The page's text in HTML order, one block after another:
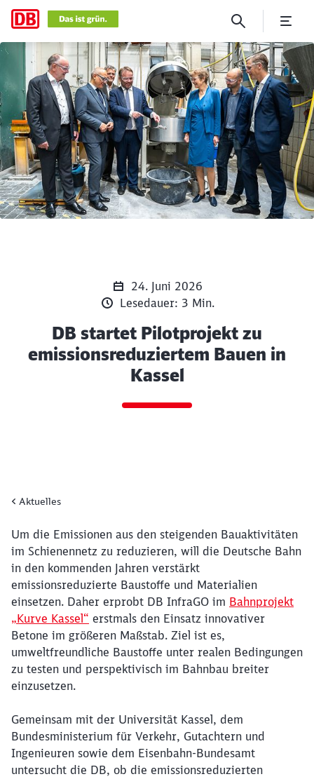
DB startet Pilotprojekt zu
Klicken, um den folgenden Slider zu überspringen
24. Juni 2026
Lesedauer: 3 Min.
DB startet Pilotprojekt zu
emissionsreduziertem Bauen in
Kassel
Ende des Sliders
Aktuelles
24. Juni 2026, 14:53 Uhr
Artikel:
DB startet Pilotprojekt zu
Um die Emissionen aus den steigenden Bauaktivitäten
im Schienennetz zu reduzieren, will die Deutsche Bahn
in den kommenden Jahren verstärkt
emissionsreduzierte Baustoffe und Materialien
einsetzen. Daher erprobt DB InfraGO im Bahnprojekt
„Kurve Kassel“ erstmals den Einsatz innovativer
Betone im größeren Maßstab. Ziel ist es,
umweltfreundliche Baustoffe unter realen Bedingungen
zu testen und perspektivisch im Bahnbau breiter
einzusetzen.
Gemeinsam mit der Universität Kassel, dem
Bundesministerium für Verkehr, Gutachtern und
Ingenieuren sowie dem Eisenbahn-Bundesamt
untersucht die DB, ob die emissionsreduzierten